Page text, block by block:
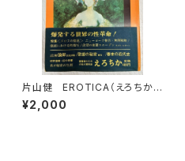
片山健 EROTICA（えろちか）
１巻３号 1969年 三崎書房
¥2,000